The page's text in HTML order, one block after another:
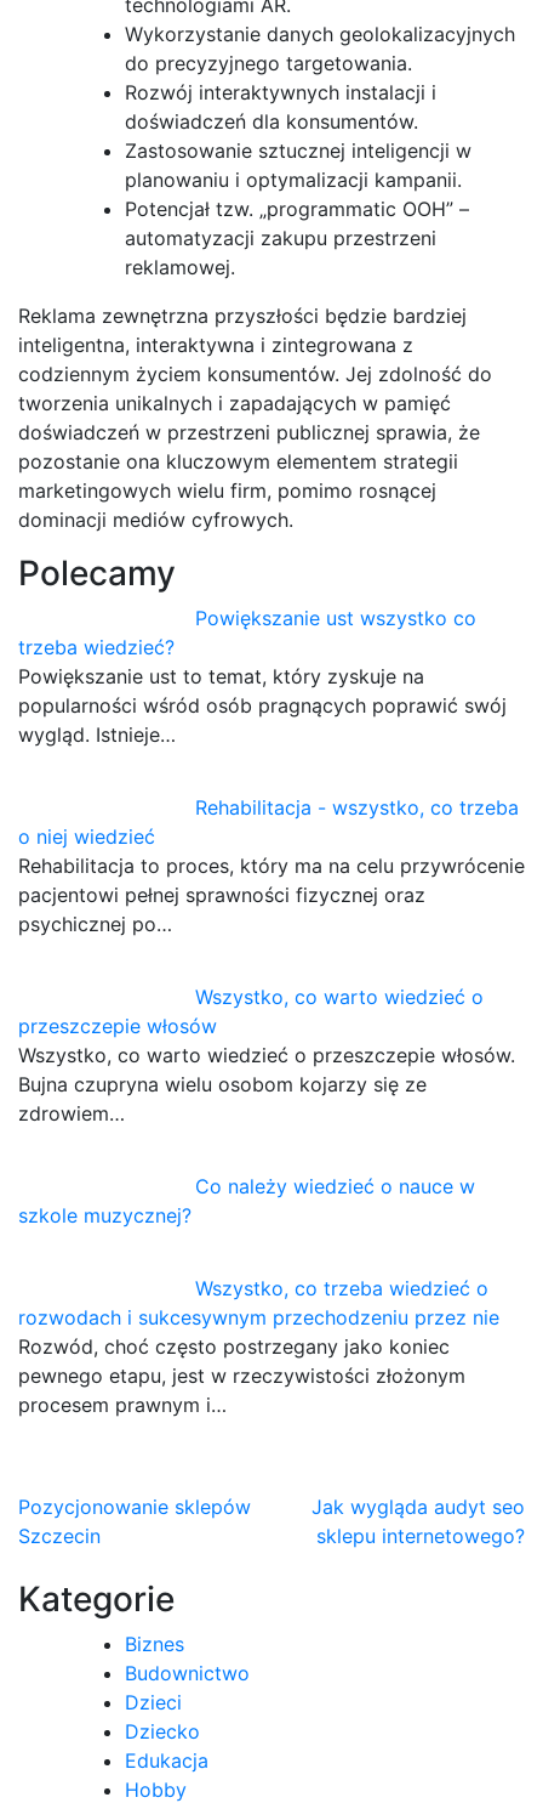
Wykorzystanie danych geolokalizacyjnych
do precyzyjnego targetowania.
Rozwój interaktywnych instalacji i
doświadczeń dla konsumentów.
Zastosowanie sztucznej inteligencji w
planowaniu i optymalizacji kampanii.
Potencjał tzw. „programmatic OOH” –
automatyzacji zakupu przestrzeni
reklamowej.
Reklama zewnętrzna przyszłości będzie bardziej
inteligentna, interaktywna i zintegrowana z
codziennym życiem konsumentów. Jej zdolność do
tworzenia unikalnych i zapadających w pamięć
doświadczeń w przestrzeni publicznej sprawia, że
pozostanie ona kluczowym elementem strategii
marketingowych wielu firm, pomimo rosnącej
dominacji mediów cyfrowych.
Polecamy
Powiększanie ust wszystko co
trzeba wiedzieć?
Powiększanie ust to temat, który zyskuje na
popularności wśród osób pragnących poprawić swój
wygląd. Istnieje…
Rehabilitacja - wszystko, co trzeba
o niej wiedzieć
Rehabilitacja to proces, który ma na celu przywrócenie
pacjentowi pełnej sprawności fizycznej oraz
psychicznej po…
Wszystko, co warto wiedzieć o
przeszczepie włosów
Wszystko, co warto wiedzieć o przeszczepie włosów.
Bujna czupryna wielu osobom kojarzy się ze
zdrowiem…
Co należy wiedzieć o nauce w
szkole muzycznej?
Wszystko, co trzeba wiedzieć o
rozwodach i sukcesywnym przechodzeniu przez nie
Rozwód, choć często postrzegany jako koniec
pewnego etapu, jest w rzeczywistości złożonym
procesem prawnym i…
Nawigacja
wpisu
Pozycjonowanie sklepów
Szczecin
Jak wygląda audyt seo
sklepu internetowego?
Kategorie
Biznes
Budownictwo
Dzieci
Dziecko
Edukacja
Hobby